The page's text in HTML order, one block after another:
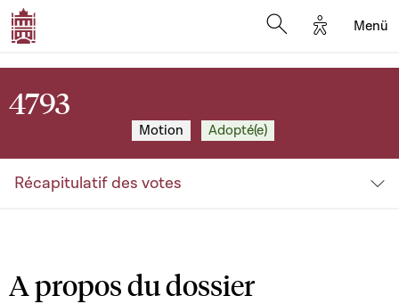
Options
Menü
4793
Motion Adopté(e)
Récapitulatif des votes
A propos du dossier